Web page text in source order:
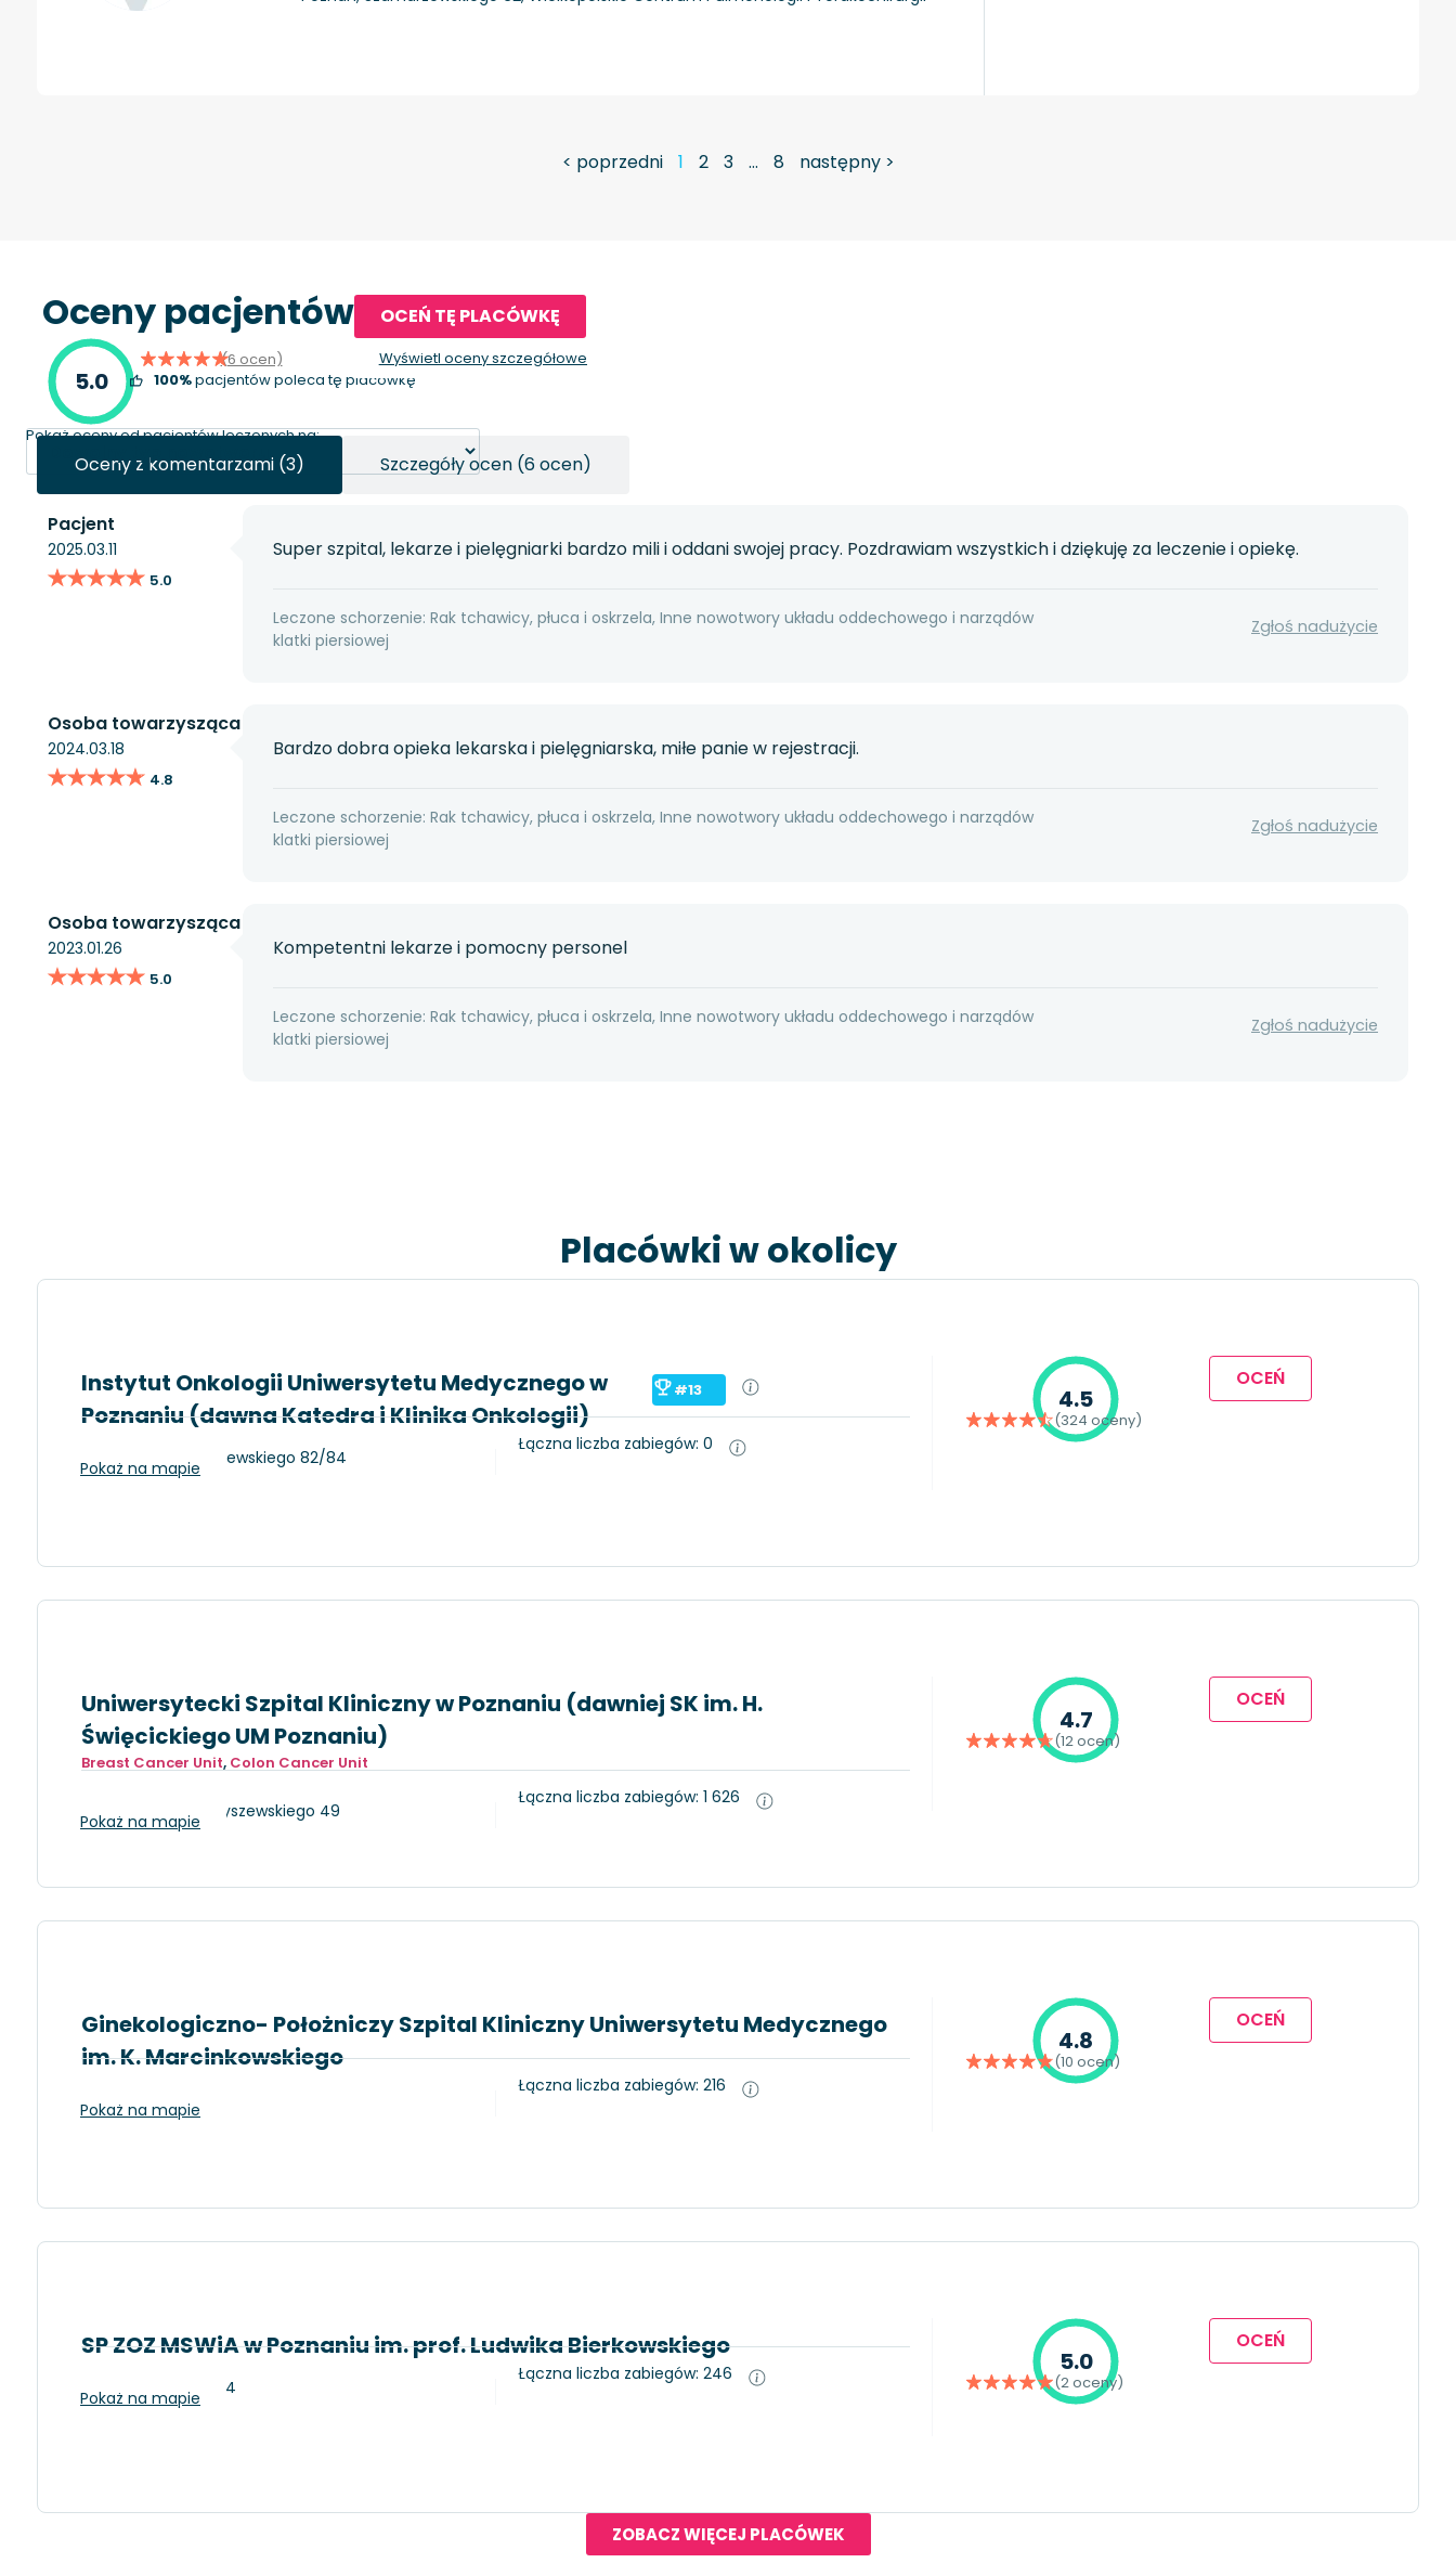
< poprzedni 1 2 3 … 8 następny >
Oceny pacjentów OCEŃ TĘ PLACÓWKĘ
5.0
(6 ocen)
100%pacjentów poleca tę placówkę
Wyświetl oceny szczegółowe
Pokaż oceny od pacjentów leczonych na:
Oceny z komentarzami (3) Szczegóły ocen (6 ocen)
Pacjent
2025.03.11
★★★★★
★★★★★ 5.0
Super szpital, lekarze i pielęgniarki bardzo mili i oddani swojej pracy. Pozdrawiam wszystkich i dziękuję za leczenie i opiekę.
Leczone schorzenie: Rak tchawicy, płuca i oskrzela, Inne nowotwory układu oddechowego i narządów
klatki piersiowej
Zgłoś nadużycie
Osoba towarzysząca
2024.03.18
★★★★★
★★★★★ 4.8
Bardzo dobra opieka lekarska i pielęgniarska, miłe panie w rejestracji.
Leczone schorzenie: Rak tchawicy, płuca i oskrzela, Inne nowotwory układu oddechowego i narządów
klatki piersiowej
Zgłoś nadużycie
Osoba towarzysząca
2023.01.26
★★★★★
★★★★★ 5.0
Kompetentni lekarze i pomocny personel
Leczone schorzenie: Rak tchawicy, płuca i oskrzela, Inne nowotwory układu oddechowego i narządów
klatki piersiowej
Zgłoś nadużycie
Placówki w okolicy
Instytut Onkologii Uniwersytetu Medycznego w
Poznaniu (dawna Katedra i Klinika Onkologii)
#13
Poznań, Szamarzewskiego 82/84
Pokaż na mapie
Łączna liczba zabiegów: 0
4.5
(324 oceny)
OCEŃ
Uniwersytecki Szpital Kliniczny w Poznaniu (dawniej SK im. H.
Święcickiego UM Poznaniu)
Breast Cancer Unit, Colon Cancer Unit
Poznań, ul. Przybyszewskiego 49
Pokaż na mapie
Łączna liczba zabiegów: 1 626
4.7
(12 ocen)
OCEŃ
Ginekologiczno- Położniczy Szpital Kliniczny Uniwersytetu Medycznego
im. K. Marcinkowskiego
Poznań, Polna 33
Pokaż na mapie
Łączna liczba zabiegów: 216
4.8
(10 ocen)
OCEŃ
SP ZOZ MSWiA w Poznaniu im. prof. Ludwika Bierkowskiego
Poznań, Dojazd 34
Pokaż na mapie
Łączna liczba zabiegów: 246 5.0
(2 oceny)
OCEŃ
ZOBACZ WIĘCEJ PLACÓWEK